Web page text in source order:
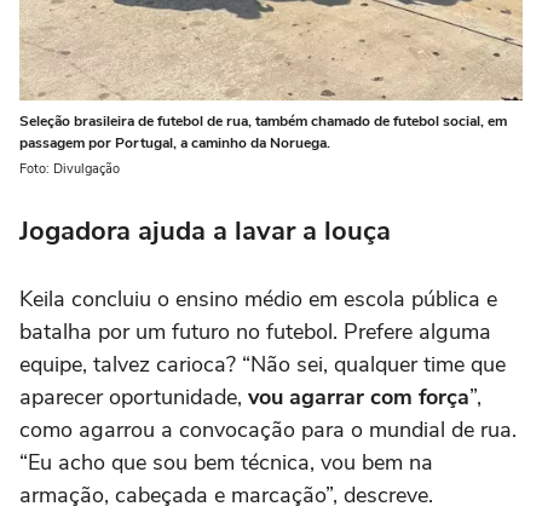
Seleção brasileira de futebol de rua, também chamado de futebol social, em
passagem por Portugal, a caminho da Noruega.
Foto: Divulgação
Jogadora ajuda a lavar a louça
Keila concluiu o ensino médio em escola pública e
batalha por um futuro no futebol. Prefere alguma
equipe, talvez carioca? “Não sei, qualquer time que
aparecer oportunidade, vou agarrar com força”,
como agarrou a convocação para o mundial de rua.
“Eu acho que sou bem técnica, vou bem na
armação, cabeçada e marcação”, descreve.